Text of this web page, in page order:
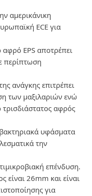
αμερικάνικη
ECE για
EPS αποτρέπει
περίπτωση
ανάγκης επιτρέπει
των μαξιλαριών ενώ
αφρός
υφάσματα
την
επένδυση.
26mm και είναι
για